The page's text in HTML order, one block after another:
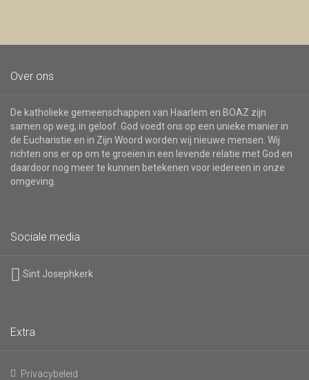
Over ons
De katholieke gemeenschappen van Haarlem en BOAZ zijn
samen op weg, in geloof. God voedt ons op een unieke manier in
de Eucharistie en in Zijn Woord worden wij nieuwe mensen. Wij
richten ons er op om te groeien in een levende relatie met God en
daardoor nog meer te kunnen betekenen voor iedereen in onze
omgeving.
Sociale media
Sint Josephkerk
Extra
Privacybeleid